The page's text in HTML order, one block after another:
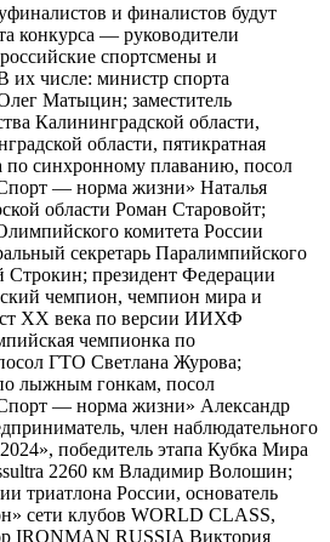
и финалистов будут
конкурса — руководители
спортсмены и
их числе: министр спорта
Матыцин; заместитель
Калининградской области,
области, пятикратная
по синхронному плаванию, посол
— норма жизни» Наталья
области Роман Старовойт;
комитета России
секретарь Паралимпийского
Строкин; президент Федерации
чемпион, чемпион мира и
ХХ века по версии ИИХФ
чемпионка по
ГТО Светлана Журова;
лыжным гонкам, посол
— норма жизни» Александр
член наблюдательного
победитель этапа Кубка Мира
2260 км Владимир Волошин;
триатлона России, основатель
сети клубов WORLD CLASS,
IRONMAN RUSSIA Виктория